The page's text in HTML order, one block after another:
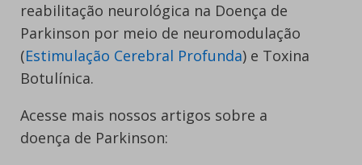
reabilitação neurológica na Doença de
Parkinson por meio de neuromodulação
(Estimulação Cerebral Profunda) e Toxina
Botulínica.
Acesse mais nossos artigos sobre a
doença de Parkinson: